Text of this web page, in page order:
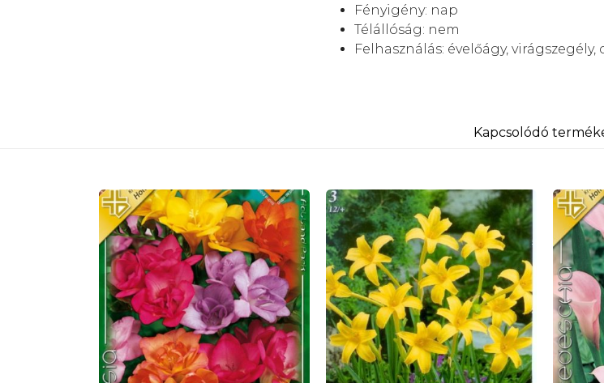
Fényigény: nap
Télállóság: nem
Felhasználás: évelőágy, virágszegély,
Kapcsolódó